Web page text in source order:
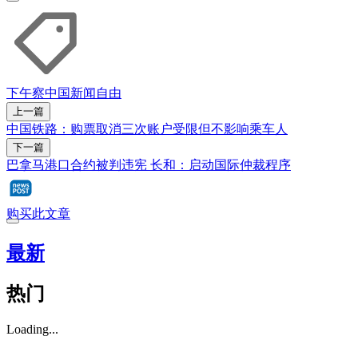
下午察中国新闻自由
上一篇
中国铁路：购票取消三次账户受限但不影响乘车人
下一篇
巴拿马港口合约被判违宪 长和：启动国际仲裁程序
购买此文章
最新
热门
Loading...